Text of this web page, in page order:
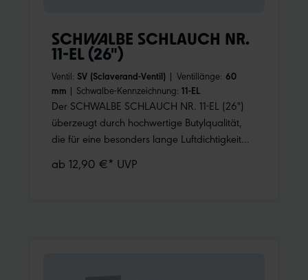
SCHWALBE SCHLAUCH NR.
11-EL (26")
Ventil: SV (Sclaverand-Ventil) | Ventillänge: 60
mm | Schwalbe-Kennzeichnung: 11-EL
Der SCHWALBE SCHLAUCH NR. 11-EL (26")
überzeugt durch hochwertige Butylqualität,
die für eine besonders lange Luftdichtigkeit
entwickelt für Fahrradreifen der Größe 26 Zoll
ab 12,90 €* UVP